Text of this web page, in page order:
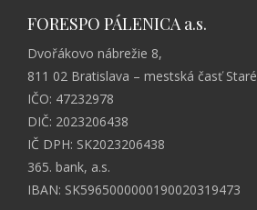
FORESPO PÁLENICA a.s.
Dvořákovo nábrežie 8,
811 02 Bratislava – mestská časť
IČO: 47232978
DIČ: 2023206438
IČ DPH: SK2023206438
365. bank, a.s.
IBAN: SK5965000000190020319473